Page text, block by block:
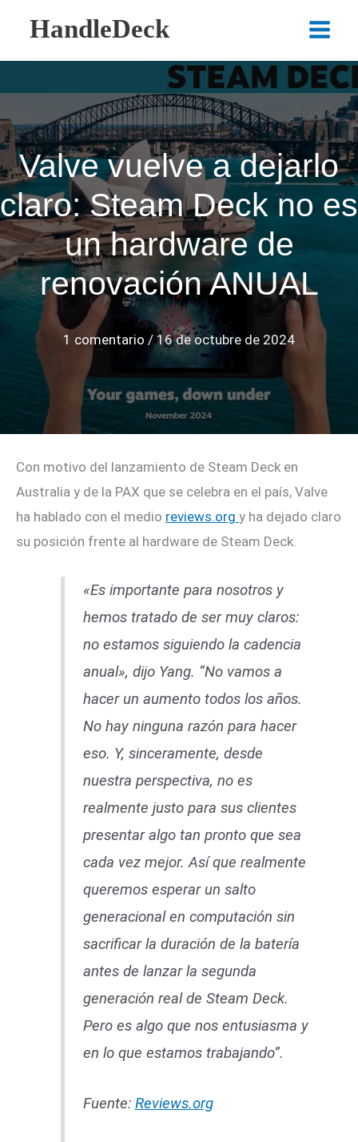
contenido
HandleDeck
Main
Menu
Valve vuelve a dejarlo
claro: Steam Deck no es
un hardware de
renovación ANUAL
1 comentario / 16 de octubre de 2024
Con motivo del lanzamiento de Steam Deck en
Australia y de la PAX que se celebra en el país, Valve
ha hablado con el medio reviews.org y ha dejado claro
su posición frente al hardware de Steam Deck.
«Es importante para nosotros y
hemos tratado de ser muy claros:
no estamos siguiendo la cadencia
anual», dijo Yang. “No vamos a
hacer un aumento todos los años.
No hay ninguna razón para hacer
eso. Y, sinceramente, desde
nuestra perspectiva, no es
realmente justo para sus clientes
presentar algo tan pronto que sea
cada vez mejor. Así que realmente
queremos esperar un salto
generacional en computación sin
sacrificar la duración de la batería
antes de lanzar la segunda
generación real de Steam Deck.
Pero es algo que nos entusiasma y
en lo que estamos trabajando”.
Fuente: Reviews.org